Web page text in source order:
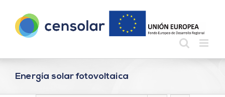
contenido
Energía solar fotovoltaica